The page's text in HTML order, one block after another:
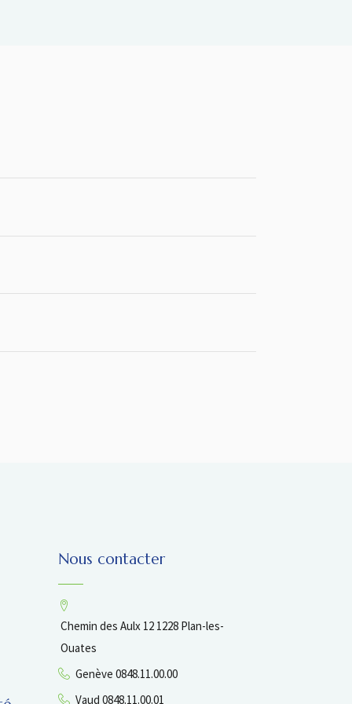
Nous contacter
Chemin des Aulx 12 1228 Plan-les-
Ouates
Genève 0848.11.00.00
Vaud 0848.11.00.01